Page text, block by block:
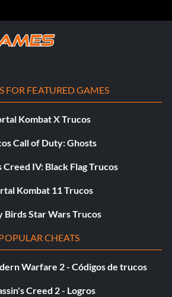
FOR FEATURED GAMES
Kombat X Trucos
Call of Duty: Ghosts
Creed IV: Black Flag Trucos
Kombat 11 Trucos
Birds Star Wars Trucos
CHEATS
Warfare 2 - Códigos de trucos
Creed 2 - Logros